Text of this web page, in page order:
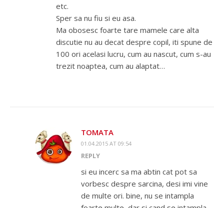
etc.
Sper sa nu fiu si eu asa.
Ma obosesc foarte tare mamele care alta
discutie nu au decat despre copil, iti spune de
100 ori acelasi lucru, cum au nascut, cum s-au
trezit noaptea, cum au alaptat…
TOMATA
01.04.2015 AT 09:54
REPLY
si eu incerc sa ma abtin cat pot sa
vorbesc despre sarcina, desi imi vine
de multe ori. bine, nu se intampla